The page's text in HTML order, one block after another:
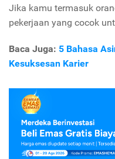
Jika kamu termasuk
pekerjaan yang cocok
Baca Juga: 5 Bahasa
Kesuksesan Karier